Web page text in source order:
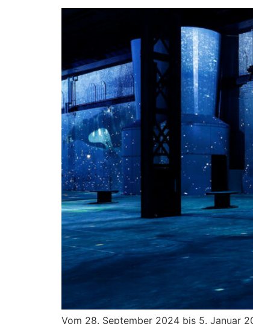
Vom 28. September 2024 bis 5. Januar